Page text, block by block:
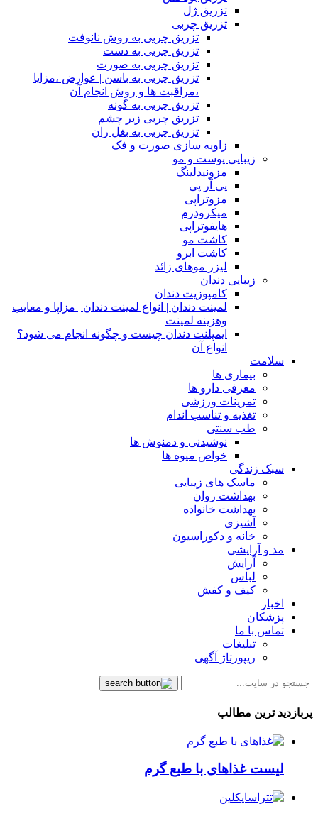
تزریق ژل
تزریق چربی
تزریق چربی به روش نانوفت
تزریق چربی به دست
تزریق چربی به صورت
تزریق چربی به باسن | عوارض ،مزایا
،مراقبت ها و روش انجام آن
تزریق چربی به گونه
تزریق چربی زیر چشم
تزریق چربی به بغل ران
زاویه سازی صورت و فک
زیبایی پوست و مو
مزونیدلینگ
پی آر پی
مزوتراپی
میکرودرم
هایفوتراپی
کاشت مو
کاشت ابرو
لیزر موهای زائد
زیبایی دندان
کامپوزیت دندان
لمینت دندان | انواع لمینت دندان | مزاپا و معایب
وهزینه لمینت
ایمپلنت دندان چیست و چگونه انجام می شود؟
انواع آن
سلامت
بیماری ها
معرفی دارو ها
تمرینات ورزشی
تغذیه و تناسب اندام
طب سنتی
نوشیدنی و دمنوش ها
خواص میوه ها
سبک زندگی
ماسک های زیبایی
بهداشت روان
بهداشت خانواده
آشپزی
خانه و دکوراسیون
مد و آرایشی
آرایش
لباس
کیف و کفش
اخبار
پزشکان
تماس با ما
تبلیغات
ریپورتاژ آگهی
پربازدید ترین مطالب
لیست غذاهای با طبع گرم